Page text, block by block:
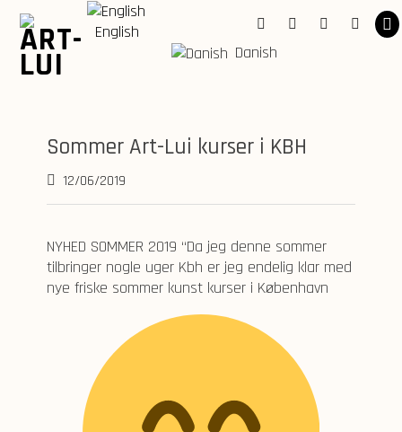
Skip
content
Facebook
English
Danish
Sommer Art-Lui kurser i KBH
12/06/2019
NYHED SOMMER 2019 “Da jeg denne sommer
tilbringer nogle uger Kbh er jeg endelig klar med
nye friske sommer kunst kurser i København